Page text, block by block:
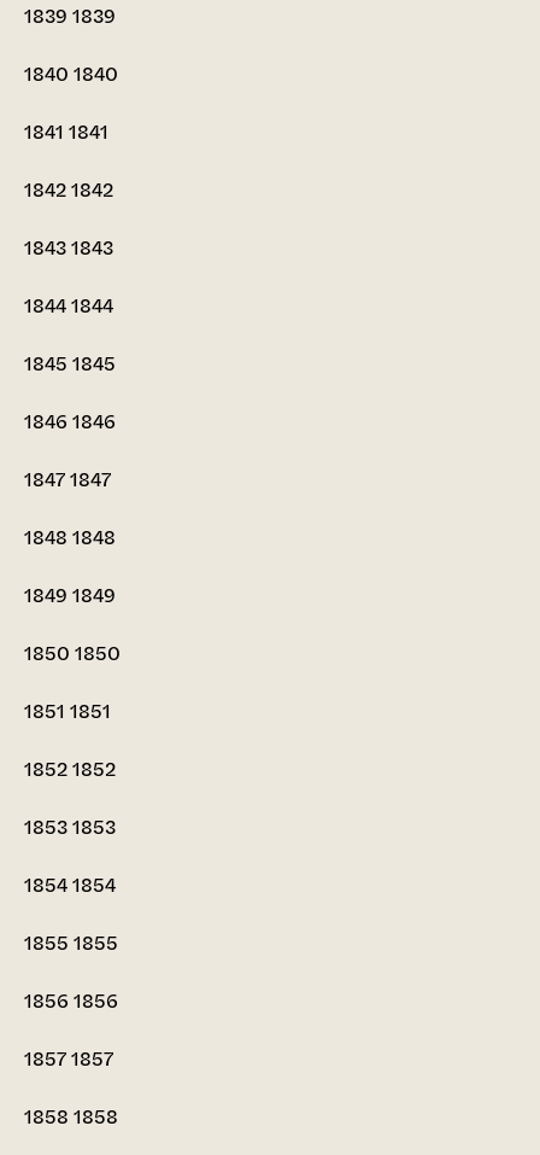
1839 1839
1840 1840
1841 1841
18421842
18431843
18441844
1845 1845
1846 1846
18471847
1848 1848
1849 1849
1850 1850
1851 1851
18521852
18531853
18541854
1855 1855
1856 1856
18571857
1858 1858